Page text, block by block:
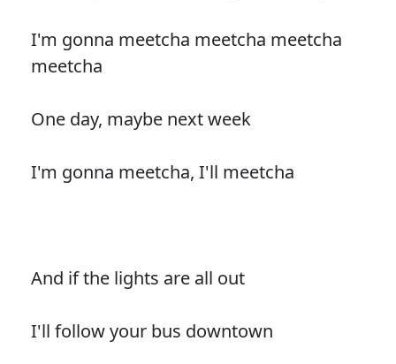
I'm gonna meetcha meetcha meetcha
meetcha
One day, maybe next week
I'm gonna meetcha, I'll meetcha
And if the lights are all out
I'll follow your bus downtown